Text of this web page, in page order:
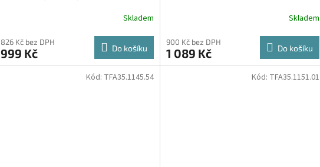
Skladem
826 Kč bez DPH
999 Kč Do košíku
Skladem
900 Kč bez DPH
1 089 Kč Do košíku
Kód: TFA35.1145.54 Kód: TFA35.1151.01